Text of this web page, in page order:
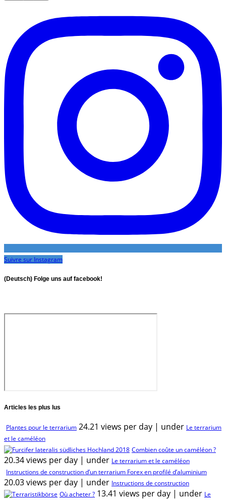
Suivre sur Instagram
(Deutsch) Folge uns auf facebook!
Articles les plus lus
Plantes pour le terrarium 24.21 views per day | under Le terrarium
et le caméléon
Combien coûte un caméléon ?
20.34 views per day | under Le terrarium et le caméléon
Instructions de construction d’un terrarium Forex en profilé d’aluminium
20.03 views per day | under Instructions de construction
Où acheter ? 13.41 views per day | under Le